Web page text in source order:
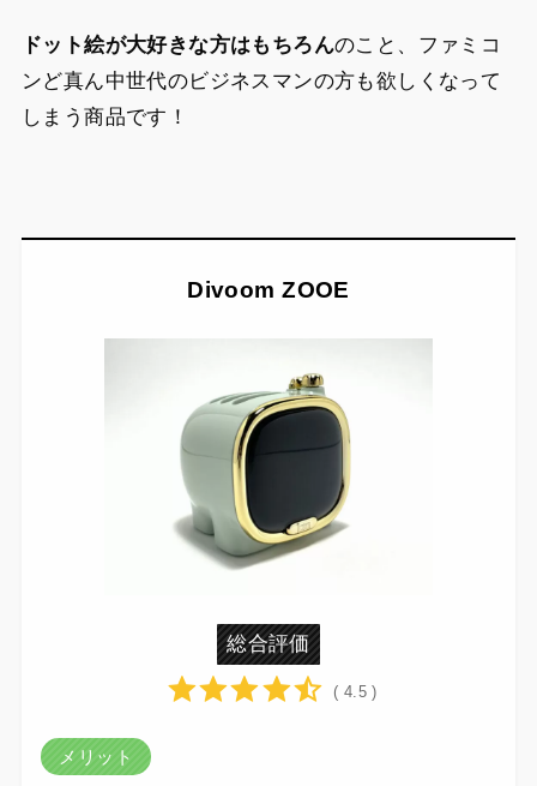
ドット絵が大好きな方はもちろんのこと、 ファミコ
ンど真ん中世代のビジネスマンの方も欲しくなって
しまう商品です！
Divoom ZOOE
総合評価
( 4.5 )
メリット